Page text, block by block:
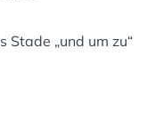
Stade „und um zu“